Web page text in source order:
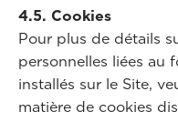
4.5. Cookies
Pour plus de détails
personnelles liées au
installés sur le Site,
matière de cookies